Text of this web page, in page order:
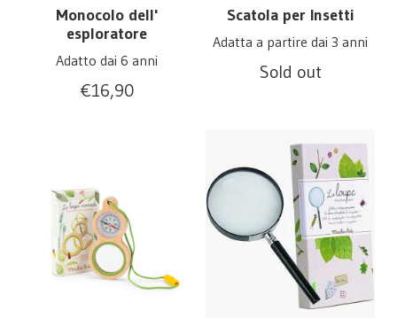
Monocolo dell'
esploratore
Adatto dai 6 anni
€16,90
Scatola per Insetti
Adatta a partire dai 3 anni
Sold out